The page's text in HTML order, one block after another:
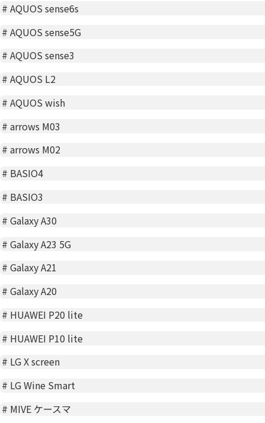
#AQUOS sense6s
#AQUOS sense5G
#AQUOS sense3
#AQUOS L2
#AQUOS wish
#arrows M03
#arrows M02
# BASIO4
# BASIO3
#Galaxy A30
#Galaxy A23 5G
#Galaxy A21
#Galaxy A20
# HUAWEI P20 lite
# HUAWEI P10 lite
# LG X screen
# LG Wine Smart
# MIVE ケースマ